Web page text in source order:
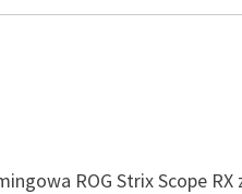
ROG Strix Scope RX